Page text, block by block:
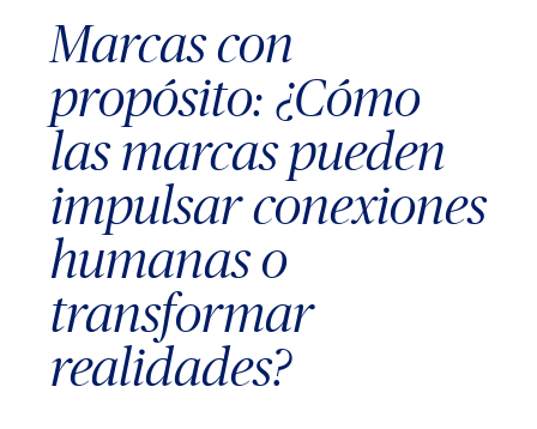
Marcas con
propósito: ¿Cómo
las marcas pueden
impulsar conexiones
humanas o
transformar
realidades?